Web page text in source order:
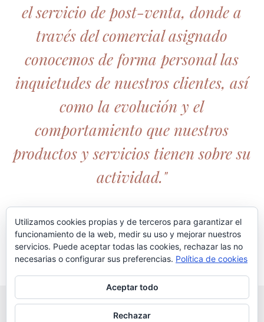
el servicio de post-venta, donde a
través del comercial asignado
conocemos de forma personal las
inquietudes de nuestros clientes, así
como la evolución y el
comportamiento que nuestros
productos y servicios tienen sobre su
actividad."
© 2020 copyright Bedoya Hostelería // Todos los derechos
Utilizamos cookies propias y de terceros para garantizar el
funcionamiento de la web, medir su uso y mejorar nuestros
servicios. Puede aceptar todas las cookies, rechazar las no
necesarias o configurar sus preferencias. Política de cookies
Aceptar todo
Rechazar